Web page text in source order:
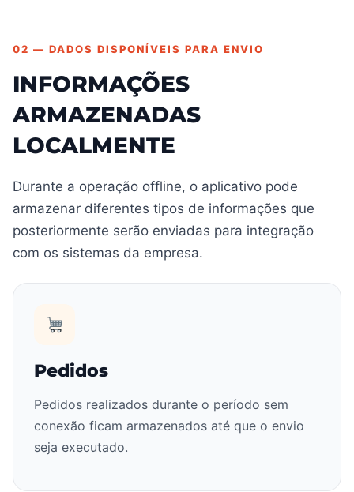
02 — DADOS DISPONÍVEIS PARA ENVIO
INFORMAÇÕES
ARMAZENADAS
LOCALMENTE
Durante a operação offline, o aplicativo pode
armazenar diferentes tipos de informações que
posteriormente serão enviadas para integração
com os sistemas da empresa.
Pedidos
Pedidos realizados durante o período sem
conexão ficam armazenados até que o envio
seja executado.